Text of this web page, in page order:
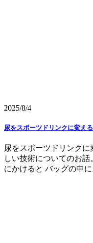
2025/8/4
尿をスポーツドリンクに変え
尿をスポーツドリンク
しい技術についてのお
にかけると バッグの中